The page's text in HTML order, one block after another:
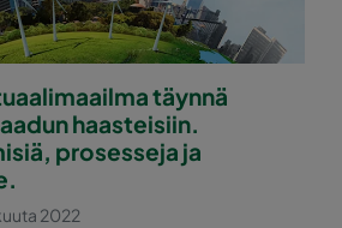
täynnä
haasteisiin.
prosesseja ja
2022